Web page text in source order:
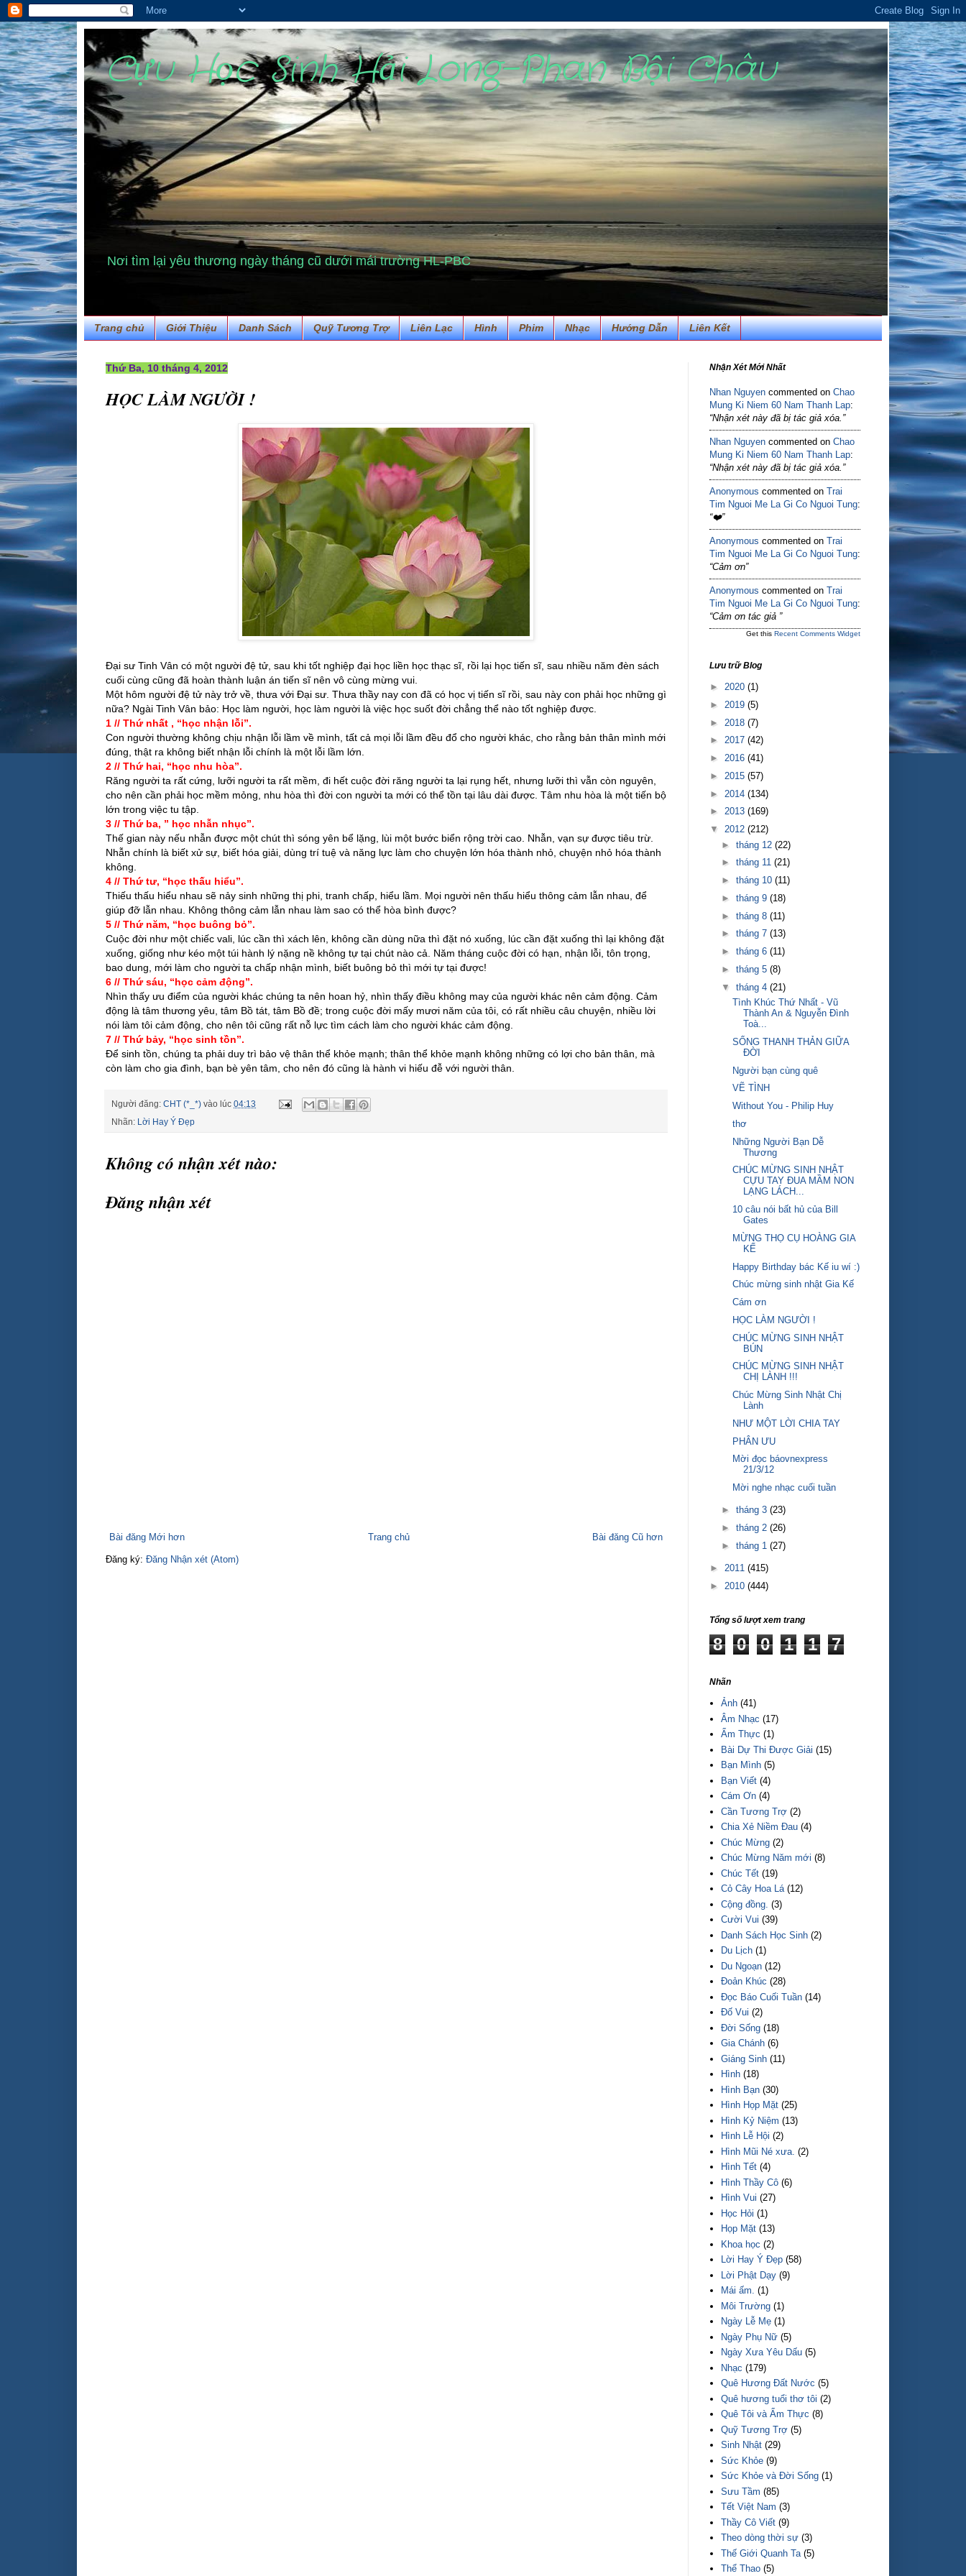
Cựu Học Sinh Hải Long-Phan Bội Châu
Nơi tìm lại yêu thương ngày tháng cũ dưới mái trường HL-PBC
Trang chủ Giới Thiệu Danh Sách Quỹ Tương Trợ Liên Lạc Hình Phim Nhạc Hướng Dẫn Liên Kết
Thứ Ba, 10 tháng 4, 2012
HỌC LÀM NGƯỜI !
Đại sư Tinh Vân có một người đệ tử, sau khi tốt nghiệp đại học liền học thạc sĩ, rồi lại học tiến sĩ, sau nhiều năm đèn sách
cuối cùng cũng đã hoàn thành luận án tiến sĩ nên vô cùng mừng vui.
Một hôm người đệ tử này trở về, thưa với Đại sư. Thưa thầy nay con đã có học vị tiến sĩ rồi, sau này con phải học những gì
nữa? Ngài Tinh Vân bảo: Học làm người, học làm người là việc học suốt đời chẳng thể nào tốt nghiệp được.
1 // Thứ nhất , “học nhận lỗi”.
Con người thường không chịu nhận lỗi lầm về mình, tất cả mọi lỗi lầm đều đổ cho người khác, cho rằng bản thân mình mới
đúng, thật ra không biết nhận lỗi chính là một lỗi lầm lớn.
2 // Thứ hai, “học nhu hòa”.
Răng người ta rất cứng, lưỡi người ta rất mềm, đi hết cuộc đời răng người ta lại rụng hết, nhưng lưỡi thì vẫn còn nguyên,
cho nên cần phải học mềm mỏng, nhu hòa thì đời con người ta mới có thể tồn tại lâu dài được. Tâm nhu hòa là một tiến bộ
lớn trong việc tu tập.
3 // Thứ ba, ” học nhẫn nhục”.
Thế gian này nếu nhẫn được một chút thì sóng yên bể lặng, lùi một bước biển rộng trời cao. Nhẫn, vạn sự được tiêu trừ.
Nhẫn chính là biết xử sự, biết hóa giải, dùng trí tuệ và năng lực làm cho chuyện lớn hóa thành nhỏ, chuyện nhỏ hóa thành
không.
4 // Thứ tư, “học thấu hiểu”.
Thiếu thấu hiểu nhau sẽ nảy sinh những thị phi, tranh chấp, hiểu lầm. Mọi người nên thấu hiểu thông cảm lẫn nhau, để
giúp đỡ lẫn nhau. Không thông cảm lẫn nhau làm sao có thể hòa bình được?
5 // Thứ năm, “học buông bỏ”.
Cuộc đời như một chiếc vali, lúc cần thì xách lên, không cần dùng nữa thì đặt nó xuống, lúc cần đặt xuống thì lại không đặt
xuống, giống như kéo một túi hành lý nặng nề không tự tại chút nào cả. Năm tháng cuộc đời có hạn, nhận lỗi, tôn trọng,
bao dung, mới làm cho người ta chấp nhận mình, biết buông bỏ thì mới tự tại được!
6 // Thứ sáu, “học cảm động”.
Nhìn thấy ưu điểm của người khác chúng ta nên hoan hỷ, nhìn thấy điều không may của người khác nên cảm động. Cảm
động là tâm thương yêu, tâm Bồ tát, tâm Bồ đề; trong cuộc đời mấy mươi năm của tôi, có rất nhiều câu chuyện, nhiều lời
nói làm tôi cảm động, cho nên tôi cũng rất nỗ lực tìm cách làm cho người khác cảm động.
7 // Thứ bảy, “học sinh tồn”.
Để sinh tồn, chúng ta phải duy trì bảo vệ thân thể khỏe mạnh; thân thể khỏe mạnh không những có lợi cho bản thân, mà
còn làm cho gia đình, bạn bè yên tâm, cho nên đó cũng là hành vi hiếu đễ với người thân.
Người đăng: CHT (*_*) vào lúc 04:13
Nhãn:
Lời Hay Ý Đẹp
Không có nhận xét nào:
Đăng nhận xét
Bài đăng Mới hơn Bài đăng Cũ hơn
Trang chủ
Đăng ký: Đăng Nhận xét (Atom)
Nhận Xét Mới Nhất
Nhan Nguyen commented on Chao
Mung Ki Niem 60 Nam Thanh Lap:
“Nhận xét này đã bị tác giả xóa.”
Nhan Nguyen commented on Chao
Mung Ki Niem 60 Nam Thanh Lap:
“Nhận xét này đã bị tác giả xóa.”
Anonymous commented on Trai
Tim Nguoi Me La Gi Co Nguoi Tung:
“❤️”
Anonymous commented on Trai
Tim Nguoi Me La Gi Co Nguoi Tung:
“Cảm ơn”
Anonymous commented on Trai
Tim Nguoi Me La Gi Co Nguoi Tung:
“Cảm ơn tác giả ”
Get this Recent Comments Widget
Lưu trữ Blog
► 2020 (1)
► 2019 (5)
► 2018 (7)
► 2017 (42)
► 2016 (41)
► 2015 (57)
► 2014 (134)
► 2013 (169)
▼ 2012 (212)
► tháng 12 (22)
► tháng 11 (21)
► tháng 10 (11)
► tháng 9 (18)
► tháng 8 (11)
► tháng 7 (13)
► tháng 6 (11)
► tháng 5 (8)
▼ tháng 4 (21)
Tình Khúc Thứ Nhất - Vũ
Thành An & Nguyễn Đình
Toà...
SỐNG THANH THẢN GIỮA
ĐỜI
Người bạn cùng quê
VẼ TÌNH
Without You - Philip Huy
thơ
Những Người Bạn Dễ
Thương
CHÚC MỪNG SINH NHẬT
CỰU TAY ĐUA MẦM NON
LẠNG LÁCH...
10 câu nói bất hủ của Bill
Gates
MỪNG THỌ CỤ HOÀNG GIA
KẾ
Happy Birthday bác Kế iu wí :)
Chúc mừng sinh nhật Gia Kế
Cám ơn
HỌC LÀM NGƯỜI !
CHÚC MỪNG SINH NHẬT
BÚN
CHÚC MỪNG SINH NHẬT
CHỊ LÀNH !!!
Chúc Mừng Sinh Nhật Chị
Lành
NHƯ MỘT LỜI CHIA TAY
PHÂN ƯU
Mời đọc báovnexpress
21/3/12
Mời nghe nhạc cuối tuần
► tháng 3 (23)
► tháng 2 (26)
► tháng 1 (27)
► 2011 (415)
► 2010 (444)
Tổng số lượt xem trang
8 0 0 1 1 7
Nhãn
Ảnh (41)
Âm Nhạc (17)
Ẩm Thực (1)
Bài Dự Thi Được Giải (15)
Bạn Mình (5)
Bạn Viết (4)
Cám Ơn (4)
Cần Tương Trợ (2)
Chia Xẻ Niềm Đau (4)
Chúc Mừng (2)
Chúc Mừng Năm mới (8)
Chúc Tết (19)
Cỏ Cây Hoa Lá (12)
Cộng đồng. (3)
Cười Vui (39)
Danh Sách Học Sinh (2)
Du Lịch (1)
Du Ngoạn (12)
Đoản Khúc (28)
Đọc Báo Cuối Tuần (14)
Đố Vui (2)
Đời Sống (18)
Gia Chánh (6)
Giáng Sinh (11)
Hình (18)
Hình Bạn (30)
Hình Họp Mặt (25)
Hình Kỷ Niệm (13)
Hình Lễ Hội (2)
Hình Mũi Né xưa. (2)
Hình Tết (4)
Hình Thầy Cô (6)
Hình Vui (27)
Học Hỏi (1)
Họp Mặt (13)
Khoa học (2)
Lời Hay Ý Đẹp (58)
Lời Phật Dạy (9)
Mái ấm. (1)
Môi Trường (1)
Ngày Lễ Mẹ (1)
Ngày Phụ Nữ (5)
Ngày Xưa Yêu Dấu (5)
Nhạc (179)
Quê Hương Đất Nước (5)
Quê hương tuổi thơ tôi (2)
Quê Tôi và Ẩm Thực (8)
Quỹ Tương Trợ (5)
Sinh Nhật (29)
Sức Khỏe (9)
Sức Khỏe và Đời Sống (1)
Sưu Tầm (85)
Tết Việt Nam (3)
Thầy Cô Viết (9)
Theo dòng thời sự (3)
Thế Giới Quanh Ta (5)
Thể Thao (5)